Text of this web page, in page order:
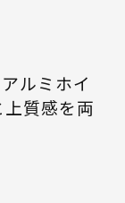
ルミホイ
質感を両